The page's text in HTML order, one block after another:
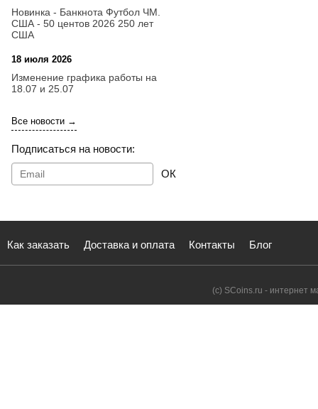
Новинка - Банкнота Футбол ЧМ.
США - 50 центов 2026 250 лет
США
18 июля 2026
Изменение графика работы на
18.07 и 25.07
Все новости →
Подписаться на новости:
ОК
Как заказать Доставка и оплата Контакты Блог
(с) SCoins.ru - интернет